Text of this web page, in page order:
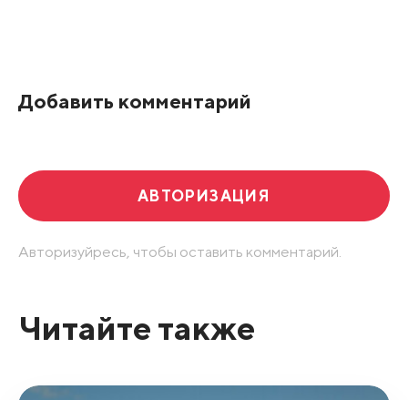
Добавить комментарий
АВТОРИЗАЦИЯ
Авторизуйресь, чтобы оставить комментарий.
Читайте также